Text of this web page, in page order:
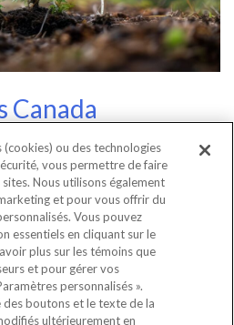
Canada
partenariat avec
pour 2026
ou des technologies
vous permettre de faire
Nous utilisons également
et pour vous offrir du
Vous pouvez
essentiels en cliquant sur le
plus sur les témoins que
et pour gérer vos
personnalisés ».
boutons et le texte de la
ultérieurement en